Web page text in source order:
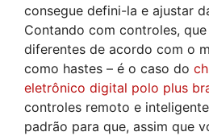
consegue defini-la e ajustar
Contando com controles,
diferentes de acordo com o
como hastes – é o caso do
eletrônico digital polo plus
controles remoto e
padrão para que, assim que